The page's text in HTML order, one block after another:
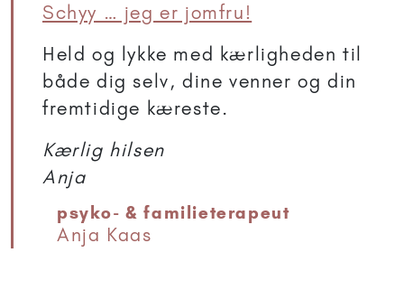
Schyy … jeg er jomfru!
Held og lykke med kærligheden til
både dig selv, dine venner og din
fremtidige kæreste.
Kærlig hilsen
Anja
psyko- & familieterapeut
Anja Kaas